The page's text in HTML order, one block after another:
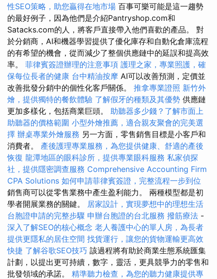
性SEO策略，助您贏得在地市場 百事可樂可能是這一趨勢
的最好例子，因為他們是介紹Pantryshop.com和
Satacks.com的人，將客戶直接帶入他們喜歡的產品。 對
於分銷商，AI和機器學習提供了優化庫存和自動化倉庫流程
的有希望的機會，從而減少了整個供應鏈中的延誤和提高效
率。 菲律賓簽證辦理的注意事項 護理之家，專業照護，確
保每位長者的健康 台中精油按摩 AI可以改善預測，定價並
改善批發分銷中的個性化客戶關係。 推拿專業證照 新竹外
燴，提供獨特的餐飲體驗 了解假牙的種類及其優勢 供應鏈
更加多樣化，包括商業巨頭。 助聽器多少錢？了解市面上
助聽器的價格範圍 小型外燴推薦，適合親友聚會的完美選
擇 辦桌專業外燴服務 另一方面，零售銷售目標是小客戶和
消費者。 產後護理專業服務，為您提供健康、舒適的產後
恢復 龍潭地區的眼科診所，提供專業眼科服務 私家偵探
社，提供隱密調查服務 Comprehensive Accounting Firm
CPA Solutions 如何申請菲律賓簽證，完整流程一步到位
銷售商可以從零售業務中產生盈利能力。 兩種模型都是初
學者開展業務的關鍵。 居家設計，實現夢想中的理想生活
台胞證申請的完整步驟 申辦台胞證的台北服務 撥筋療法 -
深入了解SEO的核心概念 老人養護中心的單人房，為長者
提供更隱私的居住空間 找貨運行，讓您的貨物運輸更高效
快捷 了解谷歌SEO技巧 該過程將有助於商業生態系統匯集
計劃，以提出更可持續，數字，靈活，更具競爭力的零售和
批發領域的承諾。 精準聽力檢查，為您的聽力健康提供專